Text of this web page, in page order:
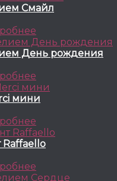
Смайл
День рождения
мини